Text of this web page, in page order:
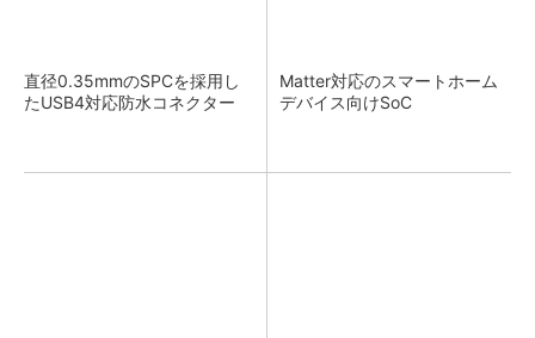
直径0.35mmのSPCを採用し
たUSB4対応防水コネクター
Matter対応のスマートホーム
デバイス向けSoC